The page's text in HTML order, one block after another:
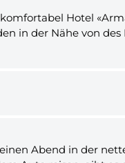
Hotel
in der Nähe von des
Abend in der